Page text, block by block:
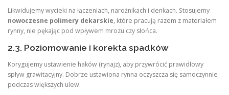
Likwidujemy wycieki na łączeniach, narożnikach i denkach. Stosujemy
nowoczesne polimery dekarskie, które pracują razem z materiałem
rynny, nie pękając pod wpływem mrozu czy słońca.
2.3. Poziomowanie i korekta spadków
Korygujemy ustawienie haków (rynajz), aby przywrócić prawidłowy
spływ grawitacyjny. Dobrze ustawiona rynna oczyszcza się samoczynnie
podczas większych ulew.